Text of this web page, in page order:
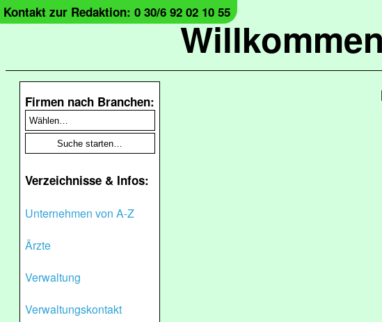
Kontakt zur Redaktion: 0 30/6 92 02 10 55
Firmen nach Branchen:
Verzeichnisse & Infos:
Unternehmen von A-Z
Ärzte
Verwaltung
Verwaltungskontakt